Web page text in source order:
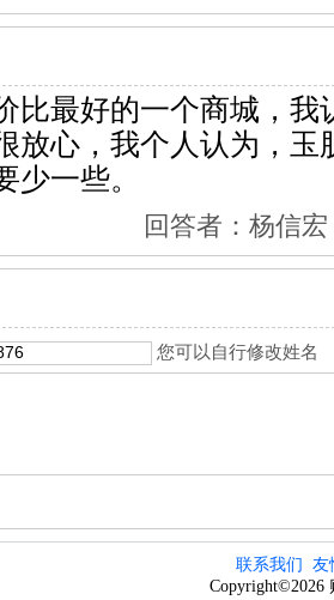
比最好的一个商城，我
放心，我个人认为，玉
少一些。
回答者：杨信
您可以自行修改姓名
联系我们
友
Copyright©2026